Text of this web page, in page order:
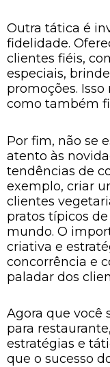
Outra tática é
fidelidade.
clientes fiéis,
especiais,
promoções.
como também
Por fim, não se
atento às
tendências de
exemplo, criar
clientes
pratos típicos
mundo. O
criativa e
concorrência e
paladar dos
Agora que você
para
estratégias e
que o sucesso